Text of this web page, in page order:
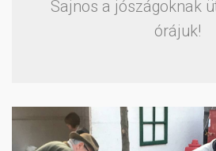
Sajnos a jószágoknak
órájuk!